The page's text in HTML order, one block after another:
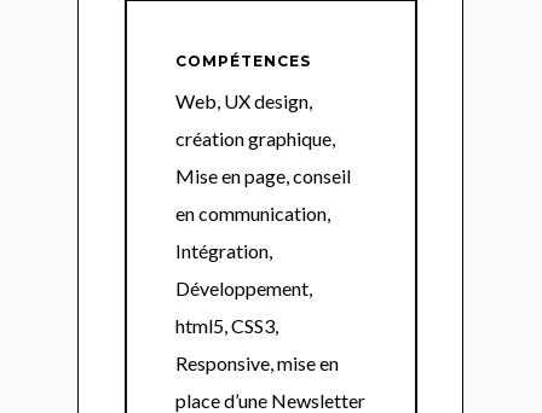
COMPÉTENCES
Web, UX design,
création graphique,
Mise en page, conseil
en communication,
Intégration,
Développement,
html5, CSS3,
Responsive, mise en
place d’une Newsletter